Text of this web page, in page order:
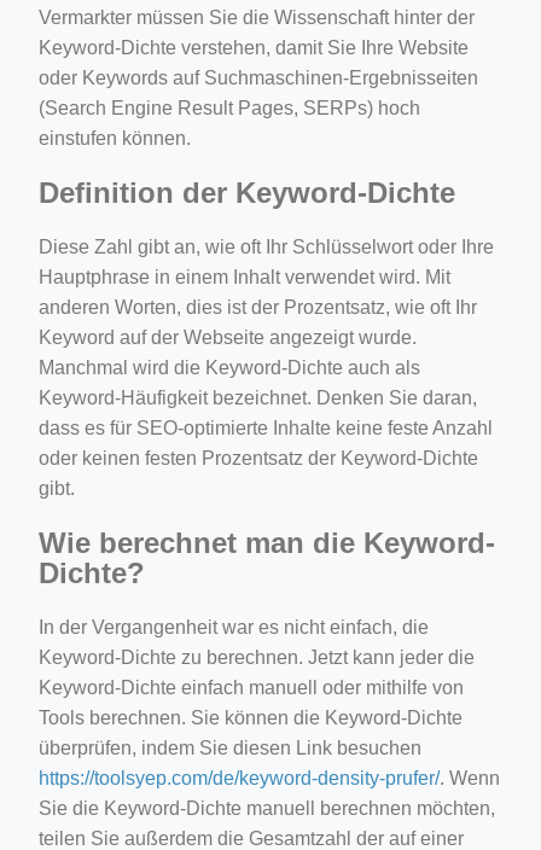
co-work?lat=37.49813&lng=127.0284&zoom=16
shredder-plant-equipment/scrap-shredder-fabrication
Vermarkter müssen Sie die Wissenschaft hinter der
Keyword-Dichte verstehen, damit Sie Ihre Website
oder Keywords auf Suchmaschinen-Ergebnisseiten
(Search Engine Result Pages, SERPs) hoch
einstufen können.
Definition der Keyword-Dichte
Diese Zahl gibt an, wie oft Ihr Schlüsselwort oder Ihre
Hauptphrase in einem Inhalt verwendet wird. Mit
anderen Worten, dies ist der Prozentsatz, wie oft Ihr
Keyword auf der Webseite angezeigt wurde.
Manchmal wird die Keyword-Dichte auch als
Keyword-Häufigkeit bezeichnet. Denken Sie daran,
dass es für SEO-optimierte Inhalte keine feste Anzahl
oder keinen festen Prozentsatz der Keyword-Dichte
gibt.
Wie berechnet man die Keyword-
Dichte?
In der Vergangenheit war es nicht einfach, die
Keyword-Dichte zu berechnen. Jetzt kann jeder die
Keyword-Dichte einfach manuell oder mithilfe von
Tools berechnen. Sie können die Keyword-Dichte
überprüfen, indem Sie diesen Link besuchen
https://toolsyep.com/de/keyword-density-prufer/. Wenn
Sie die Keyword-Dichte manuell berechnen möchten,
teilen Sie außerdem die Gesamtzahl der auf einer